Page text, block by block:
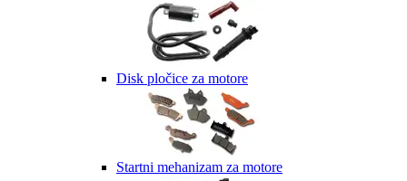
Disk pločice za motore
Startni mehanizam za motore